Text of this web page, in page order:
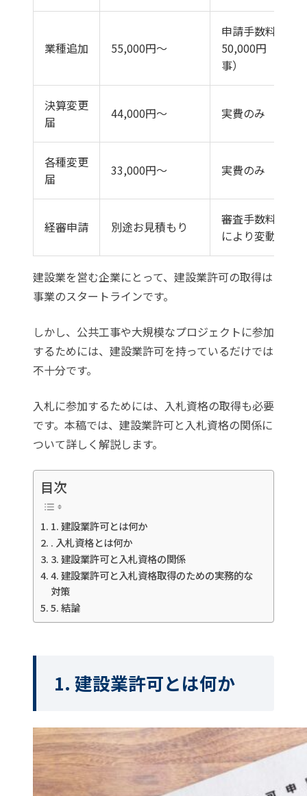
業種追加 55,000円〜
申請手数料
50,000円（知
事）
決算変更
届
44,000円〜 実費のみ
各種変更
届
33,000円〜 実費のみ
経審申請 別途お見積もり
審査手数料（規
により変動）
建設業を営む企業にとって、建設業許可の取得は
事業のスタートラインです。
しかし、公共工事や大規模なプロジェクトに参加
するためには、建設業許可を持っているだけでは
不十分です。
入札に参加するためには、入札資格の取得も必要
です。本稿では、建設業許可と入札資格の関係に
ついて詳しく解説します。
目次
1. 建設業許可とは何か
. 入札資格とは何か
3. 建設業許可と入札資格の関係
4. 建設業許可と入札資格取得のための実務的な
対策
5. 結論
1. 建設業許可とは何か